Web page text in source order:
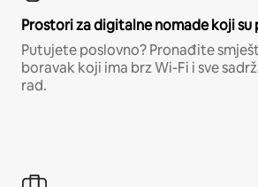
Prostori za digitalne nomade koji su
Putujete poslovno? Pronađite
boravak koji ima brz Wi-Fi i sve
rad.